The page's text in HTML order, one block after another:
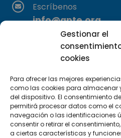
Gestionar el
cookies
Para ofrecer las mejores
como las cookies para
del dispositivo. El consentimiento
permitirá procesar datos como el
navegación o las identificaciones
consentir o retirar el
a ciertas características y
Escríbenos
info@apte.org
Encuéntranos
C/Marie Curie, 35